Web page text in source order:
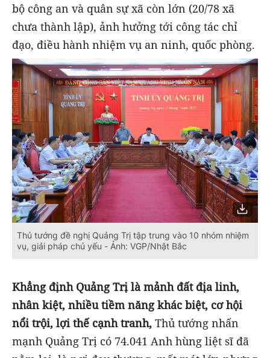
bộ công an và quân sự xã còn lớn (20/78 xã
chưa thành lập), ảnh hưởng tới công tác chỉ
đạo, điều hành nhiệm vụ an ninh, quốc phòng.
Thủ tướng đề nghị Quảng Trị tập trung vào 10 nhóm nhiệm
vụ, giải pháp chủ yếu - Ảnh: VGP/Nhật Bắc
Khẳng định Quảng Trị là mảnh đất địa linh,
nhân kiệt, nhiều tiềm năng khác biệt, cơ hội
nổi trội, lợi thế cạnh tranh, Thủ tướng nhấn
mạnh Quảng Trị có 74.041 Anh hùng liệt sĩ đã